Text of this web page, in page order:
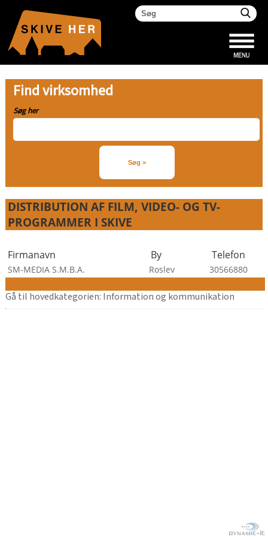
Find virksomhed
Søg her
DISTRIBUTION AF FILM, VIDEO- OG TV-
PROGRAMMER I SKIVE
Firmanavn By Telefon
SM-MEDIA S.M.B.A. Roslev 30566880
Gå til hovedkategorien: Information og kommunikation